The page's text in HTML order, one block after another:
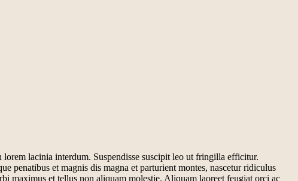
lacinia interdum. Suspendisse suscipit leo ut fringilla efficitur.
penatibus et magnis dis magna et parturient montes, nascetur ridiculus
maximus et tellus non aliquam molestie. Aliquam laoreet feugiat orci ac